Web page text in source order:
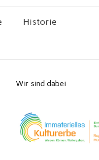
Historie
Wir sind dabei